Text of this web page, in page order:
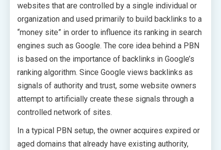
websites that are controlled by a single individual or
organization and used primarily to build backlinks to a
“money site” in order to influence its ranking in search
engines such as Google. The core idea behind a PBN
is based on the importance of backlinks in Google’s
ranking algorithm. Since Google views backlinks as
signals of authority and trust, some website owners
attempt to artificially create these signals through a
controlled network of sites.
In a typical PBN setup, the owner acquires expired or
aged domains that already have existing authority,